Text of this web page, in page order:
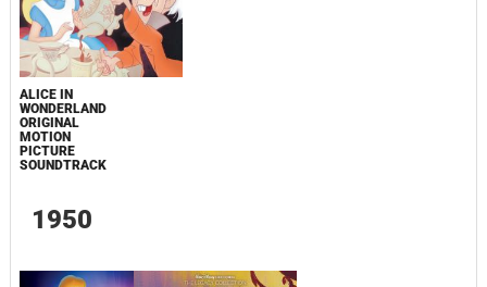
ALICE IN
WONDERLAND
ORIGINAL
MOTION
PICTURE
SOUNDTRACK
1950